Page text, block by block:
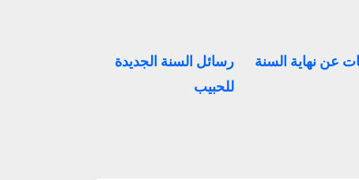
عن نهاية السنة
رسائل السنة الجديدة
للحبيب